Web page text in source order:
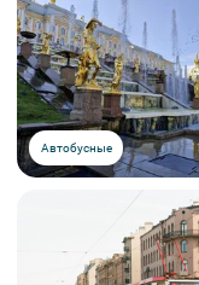
Автобусные